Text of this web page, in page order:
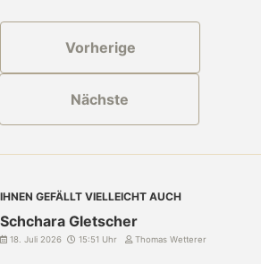
Vorherige
Nächste
IHNEN GEFÄLLT VIELLEICHT AUCH
Schchara Gletscher
18. Juli 2026 15:51 Uhr Thomas Wetterer